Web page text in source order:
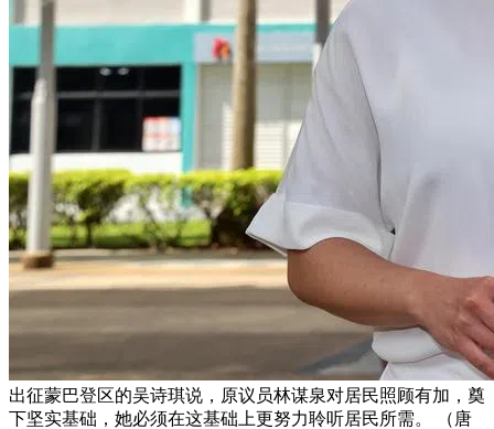
出征蒙巴登区的吴诗琪说，原议员林谋泉对居民照顾有加，奠
下坚实基础，她必须在这基础上更努力聆听居民所需。 （唐